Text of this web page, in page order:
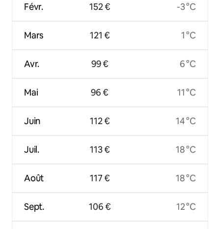
Févr.
Mars
Avr.
Mai
Juin
Juil.
Août
Sept.
152 €
121 €
99 €
96 €
112 €
113 €
117 €
106 €
-3 °C
1 °C
6 °C
11 °C
14 °C
18 °C
18 °C
12 °C